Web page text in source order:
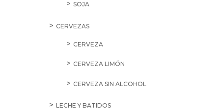
SOJA
CERVEZAS
CERVEZA
CERVEZA LIMÓN
CERVEZA SIN ALCOHOL
LECHE Y BATIDOS